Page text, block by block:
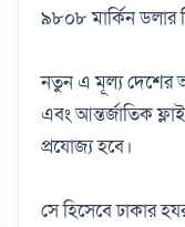
৯৮০৮ মার্কিন ডলার
নতুন এ মূল্য দেশের
এবং আন্তর্জাতিক
প্রযোজ্য হবে।
সে হিসেবে ঢাকার